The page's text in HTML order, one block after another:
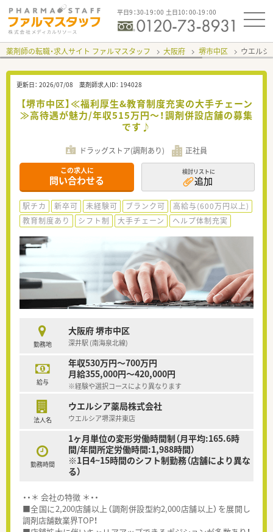
平日9：30-19：00 土日10：00-19：00
薬剤師の転職・求人サイト ファルマスタッフ 大阪府 堺市中区 ウエルシ
更新日： 2026/07/08 薬剤師求人ID： 194028
【堺市中区】≪福利厚生&教育制度充実の大手チェーン
≫高待遇が魅力/年収515万円～！調剤併設店舗の募集
です♪
ドラッグストア(調剤あり) 正社員
この求人に
問い合わせる
検討リストに
追加
駅チカ 新卒可 未経験可 ブランク可
高給与(600万円以上)
教育制度あり
シフト制 大手チェーン ヘルプ体制充実
勤務地
大阪府 堺市中区
深井駅 (南海泉北線)
給与
年収530万円～700万円
月給355,000円～420,000円
※経験や選択コースにより異なります
法人名
ウエルシア薬局株式会社
ウエルシア堺深井東店
勤務時間
1ヶ月単位の変形労働時間制（月平均:165.6時
間/年間所定労働時間:1,988時間）
※1日4~15時間のシフト制勤務（店舗により異な
る）
・・＊ 会社の特徴 ＊・・
■全国に2,200店舗以上（調剤併設型約2,000店舗以上）を展開し
調剤店舗数業界TOP！